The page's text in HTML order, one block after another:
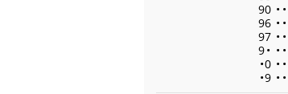
90 • •
96 • •
97 • •
9• • •
•0 • •
•9 • •